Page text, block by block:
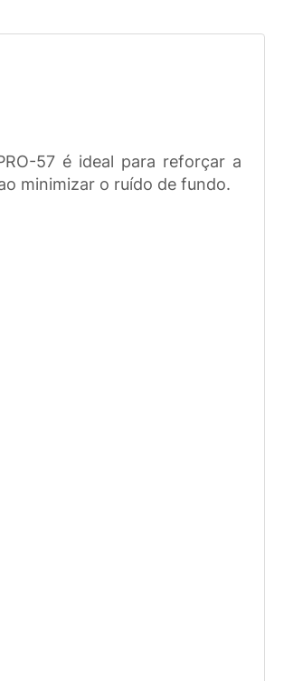
57 é ideal para reforçar a
minimizar o ruído de fundo.